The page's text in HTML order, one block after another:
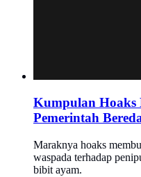
Kumpulan Hoaks
Pemerintah
Maraknya hoaks
waspada terhadap
bibit ayam.